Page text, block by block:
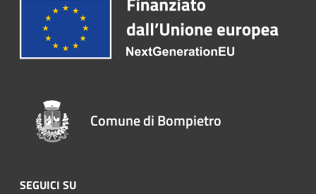
Comune di Bompietro
SEGUICI SU